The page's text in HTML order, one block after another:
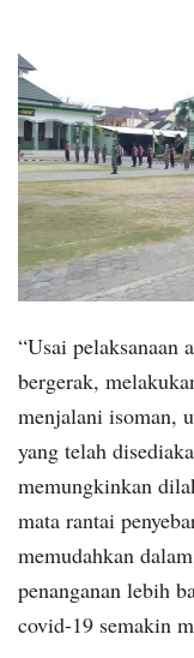
“Usai pelaksanaan
bergerak,
menjalani isoman,
yang telah
memungkinkan
mata rantai
memudahkan
penanganan lebih
covid-19 semakin